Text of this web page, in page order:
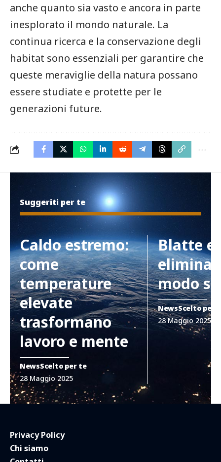
anche quanto ​sia‍ vasto e ancora in parte
inesplorato il mondo naturale. La
continua ricerca ⁤e la ​conservazione degli
habitat sono essenziali per garantire ⁢che
queste meraviglie della natura possano
essere studiate e protette per le
generazioni future.
Suggeriti per te
Caldo estremo:
come
temperature
elevate
trasformano
lavoro e mente
NewsScelto per te
28 Maggio 2025
Blatte e
modo
NewsScelto per
28 Maggio 2025
Privacy Policy
Chi siamo